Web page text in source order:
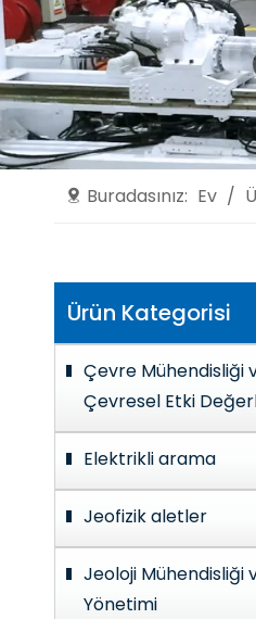
Buradasınız: Ev /
Ürün Kategorisi
Çevre Mühendisliği
Çevresel Etki
Elektrikli arama
Jeofizik aletler
Jeoloji Mühendisliği
Yönetimi